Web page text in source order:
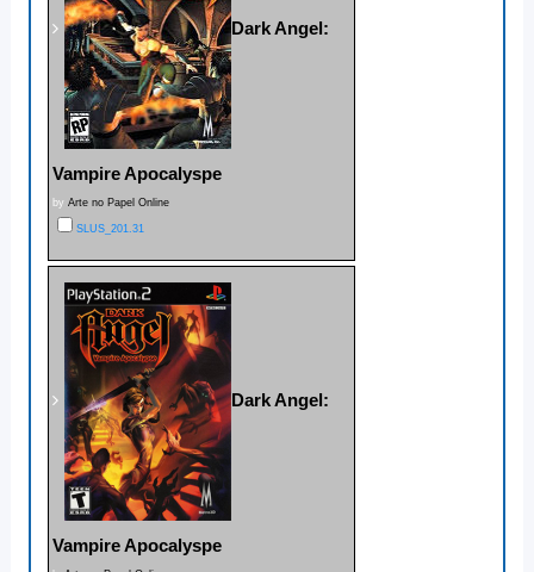
Dark Angel:
Vampire Apocalyspe
by Arte no Papel Online
SLUS_201.31
Dark Angel:
Vampire Apocalyspe